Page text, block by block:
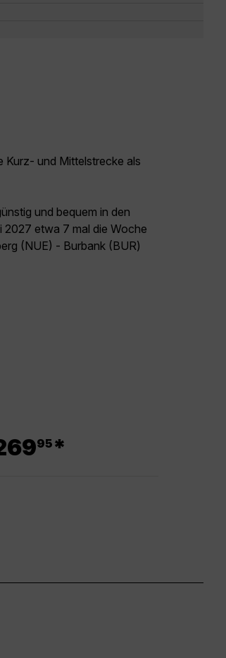
Kurz- und Mittelstrecke als
und bequem in den
2027 etwa 7 mal die Woche
(NUE) - Burbank (BUR)
95 *